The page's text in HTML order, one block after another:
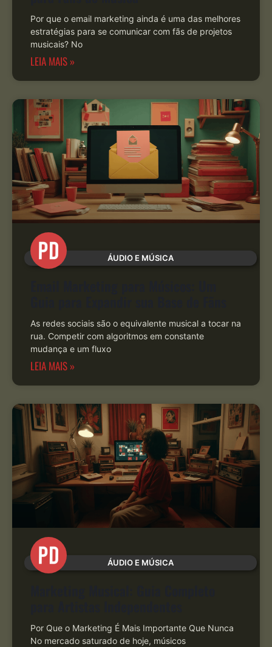
Por que o email marketing ainda é uma das melhores
estratégias para se comunicar com fãs de projetos
musicais? No
LEIA MAIS »
ÁUDIO E MÚSICA
As redes sociais são o equivalente musical a tocar na
rua. Competir com algoritmos em constante
mudança e um fluxo
LEIA MAIS »
ÁUDIO E MÚSICA
Por Que o Marketing É Mais Importante Que Nunca
No mercado saturado de hoje, músicos